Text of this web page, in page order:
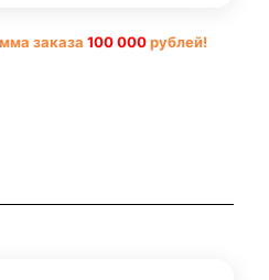
заказа 100 000рублей!